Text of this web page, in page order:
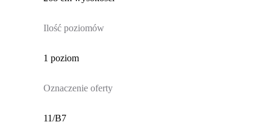
Ilość poziomów
1 poziom
Oznaczenie oferty
11/B7